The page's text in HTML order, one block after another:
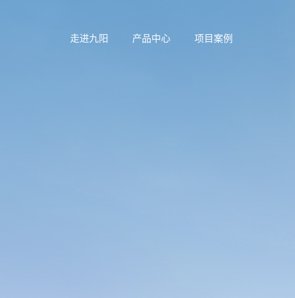
走进九阳 产品中心 项目案例